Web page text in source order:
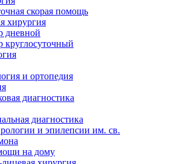
скорая помощь
хирургия
дневной
круглосуточный
и ортопедия
диагностика
диагностика
и эпилепсии им. св.
на дому